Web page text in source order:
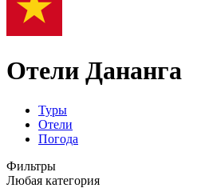
Отели Дананга
Туры
Отели
Погода
Фильтры
Любая категория